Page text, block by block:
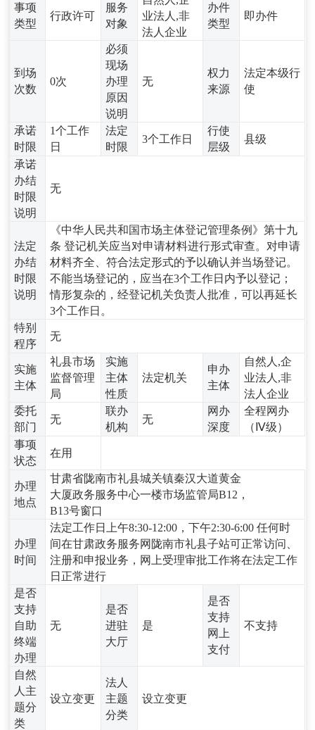
事项
类型
行政许可
服务
对象
业法人,非
法人企业
办件
类型
即办件
到场
次数
0次
必须
现场
办理
原因
说明
无
权力
来源
法定本级行
使
承诺
时限
1个工作
日
法定
时限
3个工作日
行使
层级
县级
承诺
办结
时限
说明
无
法定
办结
时限
说明
《中华人民共和国市场主体登记管理条例》第十九
条 登记机关应当对申请材料进行形式审查。对申请
材料齐全、符合法定形式的予以确认并当场登记。
不能当场登记的，应当在3个工作日内予以登记；
情形复杂的，经登记机关负责人批准，可以再延长
3个工作日。
特别
程序
无
实施
主体
礼县市场
监督管理
局
实施
主体
性质
法定机关
申办
主体
自然人,企
业法人,非
法人企业
委托
部门
无
联办
机构
无
网办
深度
全程网办
（Ⅳ级）
事项
状态
在用
办理
地点
甘肃省陇南市礼县城关镇秦汉大道黄金
大厦政务服务中心一楼市场监管局B12，
B13号窗口
办理
时间
法定工作日上午8:30-12:00，下午2:30-6:00 任何时
间在甘肃政务服务网陇南市礼县子站可正常访问、
注册和申报业务，网上受理审批工作将在法定工作
日正常进行
是否
支持
自助
终端
办理
无
是否
进驻
大厅
是
是否
支持
网上
支付
不支持
自然
人主
题分
类
设立变更
法人
主题
分类
设立变更